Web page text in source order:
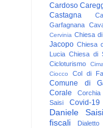
Cardoso
Castagna
Garfagnana
Cervinia Chiesa
Jacopo Chiesa
Lucia Chiesa di
Cicloturismo
Ciocco
Col di
Comune di
Corale Corchia
Saisi
Covid-19
Daniele Saisi
fiscali
Dialetto